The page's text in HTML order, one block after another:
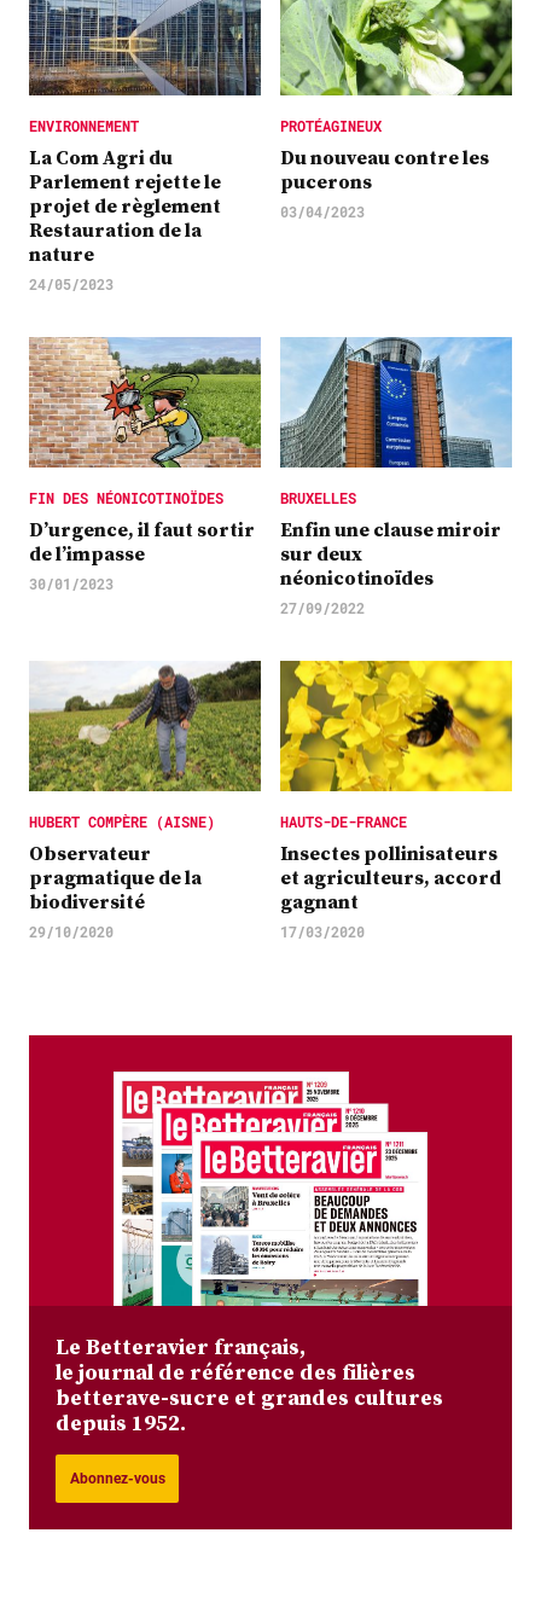
ENVIRONNEMENT
La Com Agri du
Parlement rejette le
projet de règlement
Restauration de la
nature
24/05/2023
PROTÉAGINEUX
Du nouveau contre les
pucerons
03/04/2023
FIN DES NÉONICOTINOÏDES
D’urgence, il faut sortir
de l’impasse
30/01/2023
BRUXELLES
Enfin une clause miroir
sur deux
néonicotinoïdes
27/09/2022
​HUBERT COMPÈRE (AISNE)
Observateur
pragmatique de la
biodiversité
29/10/2020
HAUTS-DE-FRANCE
Insectes pollinisateurs
et agriculteurs, accord
gagnant
17/03/2020
Le Betteravier français,
le journal de référence des filières
betterave-sucre et grandes cultures
depuis 1952.
Abonnez-vous